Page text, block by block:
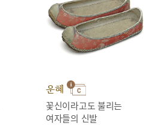
운혜
꽃신이라고도 불리는
여자들의 신발